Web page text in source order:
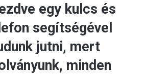
egy kulcs és
segítségével
jutni, mert
minden